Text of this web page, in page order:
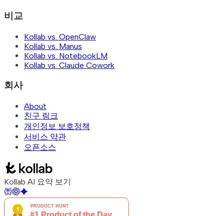
비교
Kollab vs. OpenClaw
Kollab vs. Manus
Kollab vs. NotebookLM
Kollab vs. Claude Cowork
회사
About
친구 링크
개인정보 보호정책
서비스 약관
오픈소스
Kollab AI 요약 보기